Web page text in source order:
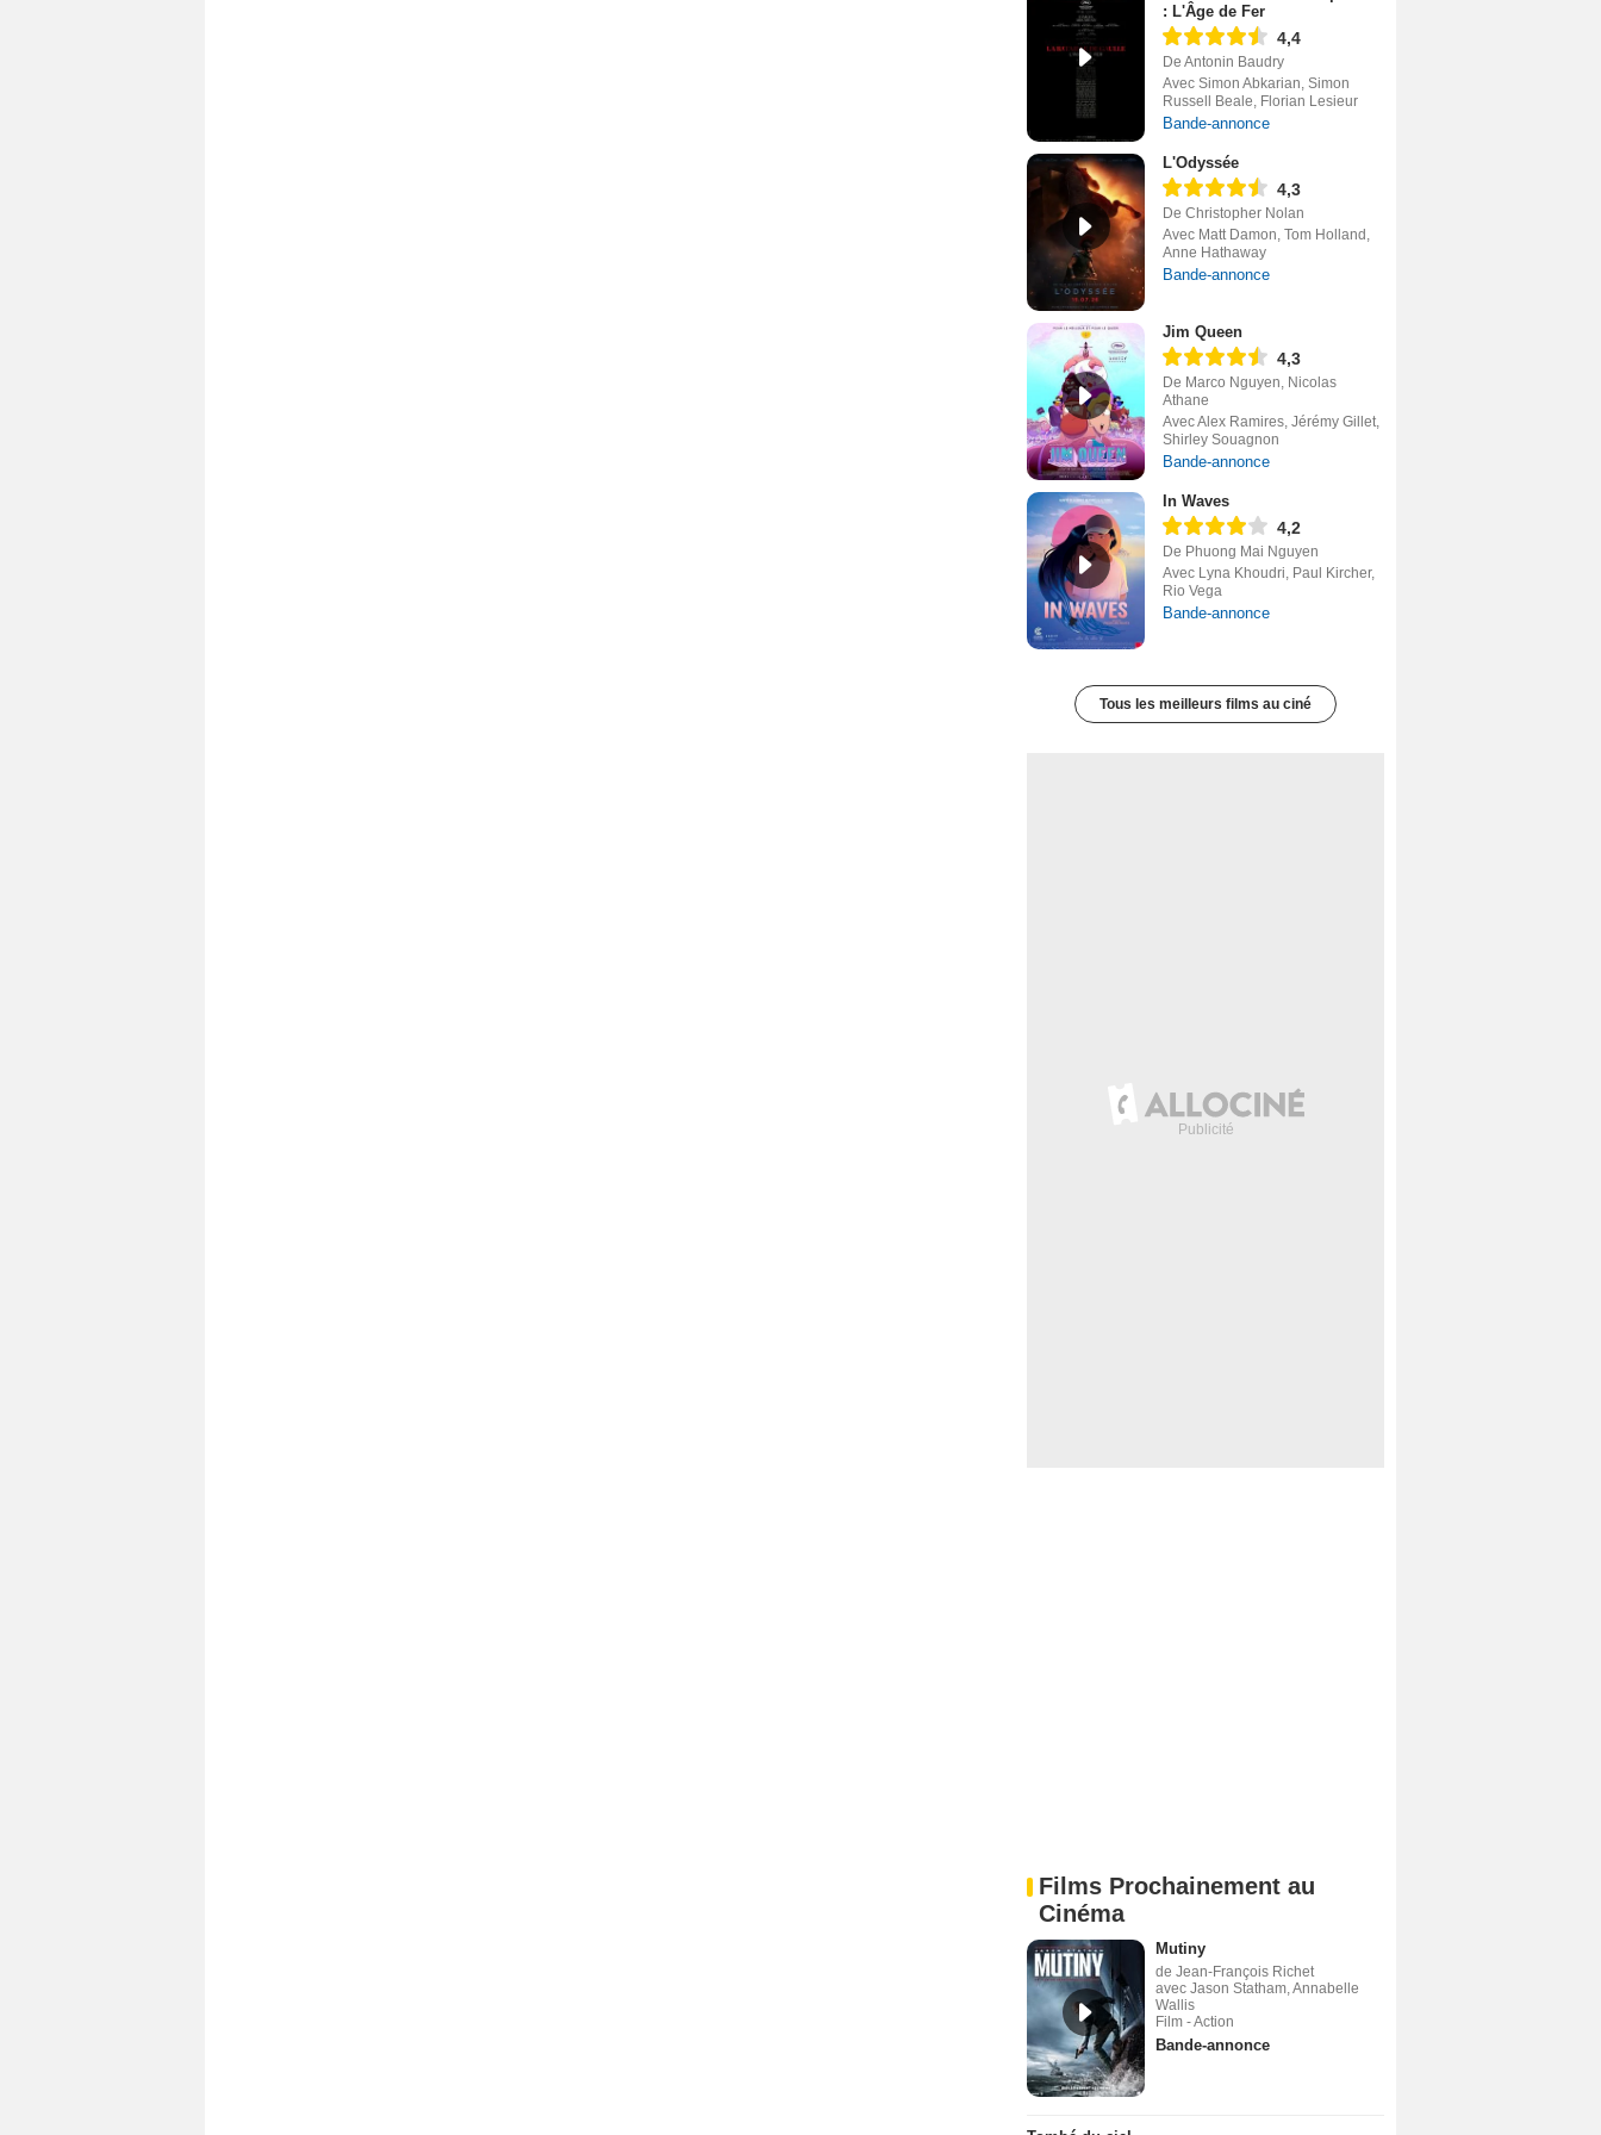
: L'Âge de Fer
4,4
De Antonin Baudry
Avec Simon Abkarian, Simon
Russell Beale, Florian Lesieur
Bande-annonce
L'Odyssée
4,3
De Christopher Nolan
Avec Matt Damon, Tom Holland,
Anne Hathaway
Bande-annonce
Jim Queen
4,3
De Marco Nguyen, Nicolas
Athane
Avec Alex Ramires, Jérémy Gillet,
Shirley Souagnon
Bande-annonce
In Waves
4,2
De Phuong Mai Nguyen
Avec Lyna Khoudri, Paul Kircher,
Rio Vega
Bande-annonce
Tous les meilleurs films au ciné
Films Prochainement au
Cinéma
Mutiny
de Jean-François Richet
avec Jason Statham, Annabelle
Wallis
Film - Action
Bande-annonce